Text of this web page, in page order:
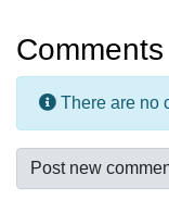
Comments
There are no
Post new